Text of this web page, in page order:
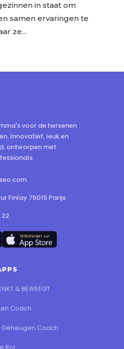
in staat om
samen ervaringen te
ze...
voor de hersenen
Innovatief, leuk en
ontworpen met
Finlay 75015 Parijs
& BEWEEGT
Coach
Geheugen Coach